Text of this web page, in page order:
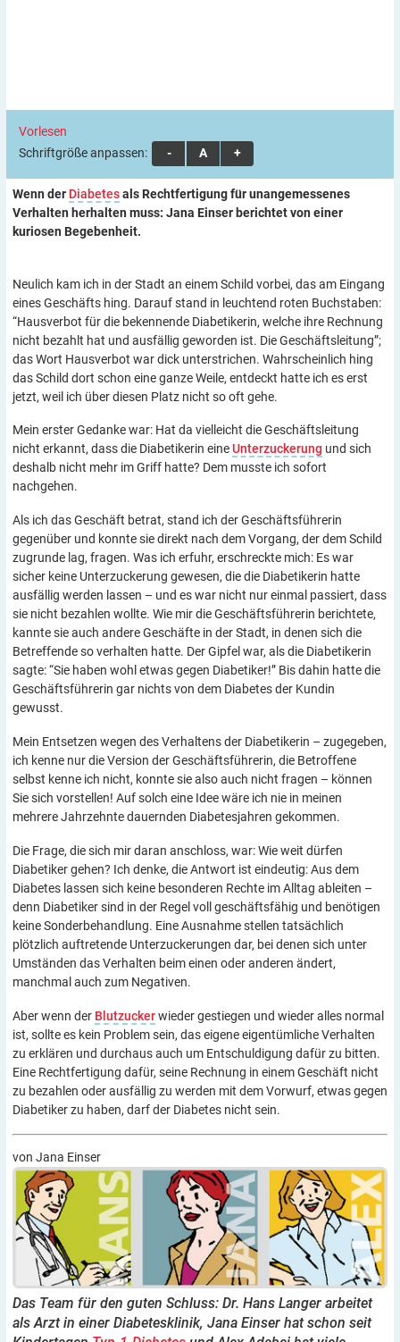
Vorlesen
Schriftgröße anpassen:
A A A
Wenn der Diabetesals Rechtfertigung für unangemessenes
Verhalten herhalten muss: Jana Einser berichtet von einer
kuriosen Begebenheit.
Neulich kam ich in der Stadt an einem Schild vorbei, das am Eingang
eines Geschäfts hing. Darauf stand in leuchtend roten Buchstaben:
“Hausverbot für die bekennende Diabetikerin, welche ihre Rechnung
nicht bezahlt hat und ausfällig geworden ist. Die Geschäftsleitung”;
das Wort Hausverbot war dick unterstrichen. Wahrscheinlich hing
das Schild dort schon eine ganze Weile, entdeckt hatte ich es erst
jetzt, weil ich über diesen Platz nicht so oft gehe.
Mein erster Gedanke war: Hat da vielleicht die Geschäftsleitung
nicht erkannt, dass die Diabetikerin eineUnterzuckerung und sich
deshalb nicht mehr im Griff hatte? Dem musste ich sofort
nachgehen.
Als ich das Geschäft betrat, stand ich der Geschäftsführerin
gegenüber und konnte sie direkt nach dem Vorgang, der dem Schild
zugrunde lag, fragen. Was ich erfuhr, erschreckte mich: Es war
sicher keine Unterzuckerung gewesen, die die Diabetikerin hatte
ausfällig werden lassen – und es war nicht nur einmal passiert, dass
sie nicht bezahlen wollte. Wie mir die Geschäftsführerin berichtete,
kannte sie auch andere Geschäfte in der Stadt, in denen sich die
Betreffende so verhalten hatte. Der Gipfel war, als die Diabetikerin
sagte: “Sie haben wohl etwas gegen Diabetiker!” Bis dahin hatte die
Geschäftsführerin gar nichts von dem Diabetes der Kundin
gewusst.
Mein Entsetzen wegen des Verhaltens der Diabetikerin – zugegeben,
ich kenne nur die Version der Geschäftsführerin, die Betroffene
selbst kenne ich nicht, konnte sie also auch nicht fragen – können
Sie sich vorstellen! Auf solch eine Idee wäre ich nie in meinen
mehrere Jahrzehnte dauernden Diabetesjahren gekommen.
Die Frage, die sich mir daran anschloss, war: Wie weit dürfen
Diabetiker gehen? Ich denke, die Antwort ist eindeutig: Aus dem
Diabetes lassen sich keine besonderen Rechte im Alltag ableiten –
denn Diabetiker sind in der Regel voll geschäftsfähig und benötigen
keine Sonderbehandlung. Eine Ausnahme stellen tatsächlich
plötzlich auftretende Unterzuckerungen dar, bei denen sich unter
Umständen das Verhalten beim einen oder anderen ändert,
manchmal auch zum Negativen.
Aber wenn der Blutzuckerwieder gestiegen und wieder alles normal
ist, sollte es kein Problem sein, das eigene eigentümliche Verhalten
zu erklären und durchaus auch um Entschuldigung dafür zu bitten.
Eine Rechtfertigung dafür, seine Rechnung in einem Geschäft nicht
zu bezahlen oder ausfällig zu werden mit dem Vorwurf, etwas gegen
Diabetiker zu haben, darf der Diabetes nicht sein.
von Jana Einser
Das Team für den guten Schluss: Dr. Hans Langer arbeitet
als Arzt in einer Diabetesklinik, Jana Einser hat schon seit